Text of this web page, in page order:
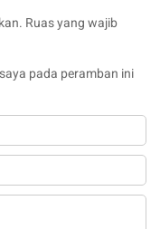
Ruas yang wajib
pada peramban ini